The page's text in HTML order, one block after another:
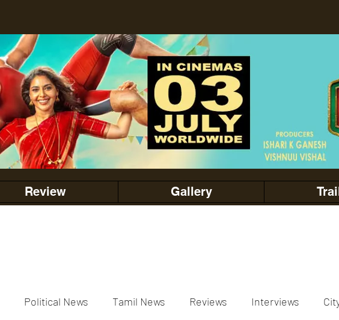
Review Gallery
Political News Tamil News Reviews Interviews